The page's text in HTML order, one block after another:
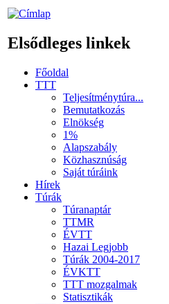
Elsődleges linkek
Főoldal
TTT
Teljesítménytúra...
Bemutatkozás
Elnökség
1%
Alapszabály
Közhasznúság
Saját túráink
Hírek
Túrák
Túranaptár
TTMR
ÉVTT
Hazai Legjobb
Túrák 2004-2017
ÉVKTT
TTT mozgalmak
Statisztikák